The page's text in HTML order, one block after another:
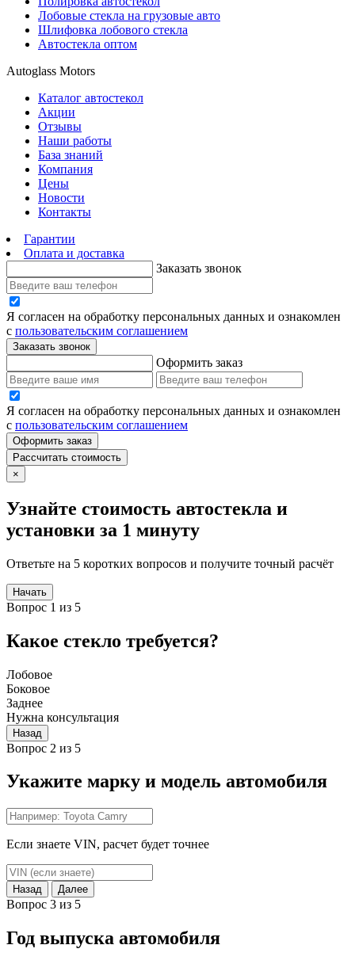
Лобовые стекла на грузовые авто
Шлифовка лобового стекла
Автостекла оптом
Autoglass Motors
Каталог автостекол
Акции
Отзывы
Наши работы
База знаний
Компания
Цены
Новости
Контакты
Гарантии
Оплата и доставка
Заказать звонок
Я согласен на обработку персональных данных и ознакомлен
с пользовательским соглашением
Заказать звонок
Оформить заказ
Я согласен на обработку персональных данных и ознакомлен
с пользовательским соглашением
Оформить заказ
Рассчитать стоимость
×
Узнайте стоимость автостекла и
установки за 1 минуту
Ответьте на 5 коротких вопросов и получите точный расчёт
Начать
Вопрос 1 из 5
Какое стекло требуется?
Лобовое
Боковое
Заднее
Нужна консультация
Назад
Вопрос 2 из 5
Укажите марку и модель автомобиля
Если знаете VIN, расчет будет точнее
Назад Далее
Вопрос 3 из 5
Год выпуска автомобиля